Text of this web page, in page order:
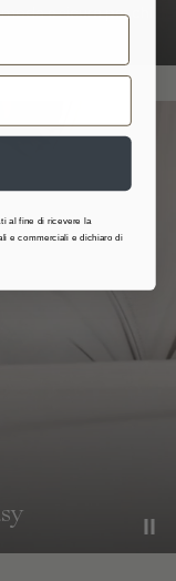
e sicura per chi
al fine di ricevere la
e commerciali e dichiaro di